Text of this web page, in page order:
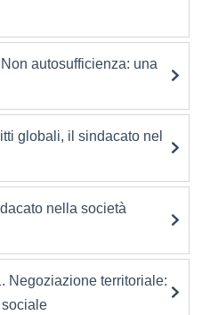
autosufficienza: una
globali, il sindacato nel
nella società
Negoziazione territoriale: